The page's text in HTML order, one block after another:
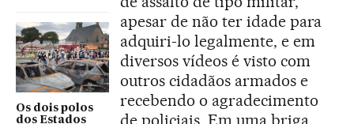
Os dois polos
dos Estados
apesar de não ter idade para
adquiri-lo legalmente, e em
diversos vídeos é visto com
outros cidadãos armados e
recebendo o agradecimento
de policiais. Em uma briga